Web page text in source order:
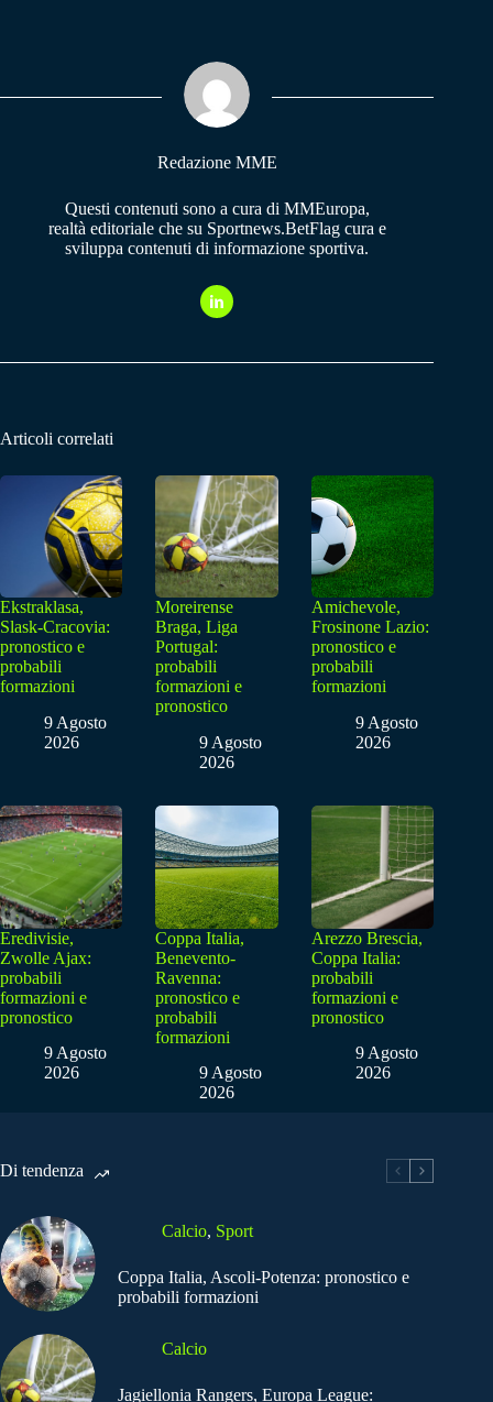
pp m
Redazione MME
Questi contenuti sono a cura di MMEuropa,
realtà editoriale che su Sportnews.BetFlag cura e
sviluppa contenuti di informazione sportiva.
Articoli correlati
Ekstraklasa,
Slask-Cracovia:
pronostico e
probabili
formazioni
9 Agosto
2026
Moreirense
Braga, Liga
Portugal:
probabili
formazioni e
pronostico
9 Agosto
2026
Amichevole,
Frosinone Lazio:
pronostico e
probabili
formazioni
9 Agosto
2026
Eredivisie,
Zwolle Ajax:
probabili
formazioni e
pronostico
9 Agosto
2026
Coppa Italia,
Benevento-
Ravenna:
pronostico e
probabili
formazioni
9 Agosto
2026
Arezzo Brescia,
Coppa Italia:
probabili
formazioni e
pronostico
9 Agosto
2026
Di tendenza
Calcio, Sport
Coppa Italia, Ascoli-Potenza: pronostico e
probabili formazioni
Calcio
Jagiellonia Rangers, Europa League: